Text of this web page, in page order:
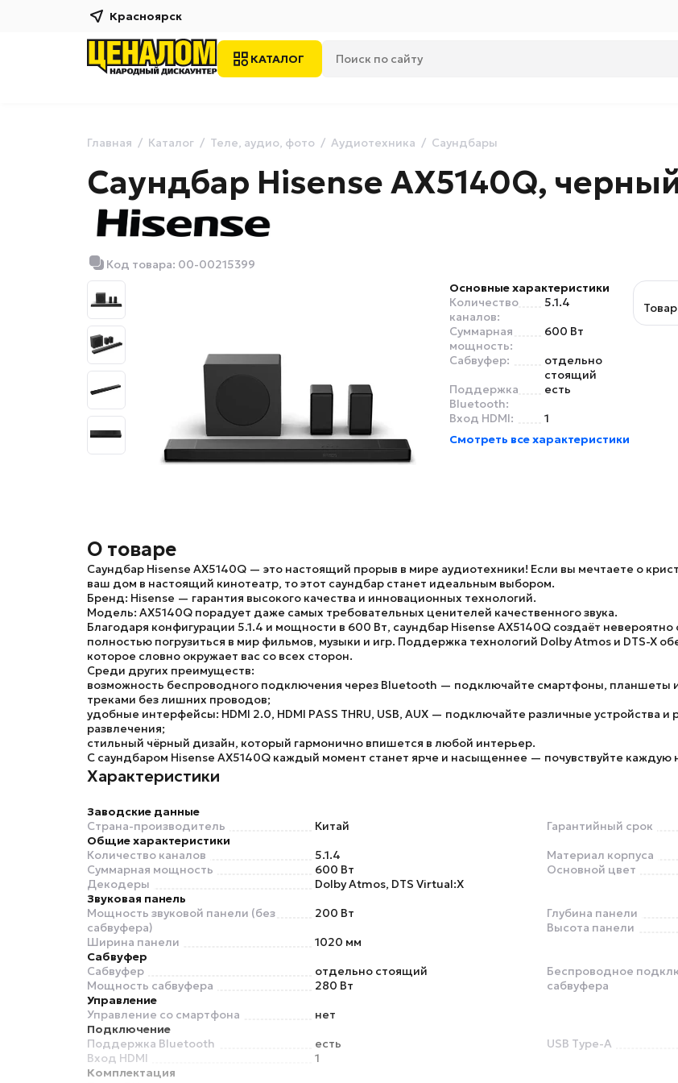
Красноярск
КАТАЛОГ
Главная Каталог Теле, аудио, фото Аудиотехника Саундбары
Саундбар Hisense AX5140Q,
Код товара: 00-00215399
Основные характеристики
Количество
каналов:
5.1.4
Суммарная
мощность:
600 Вт
Сабвуфер:
отдельно
стоящий
Поддержка
Bluetooth:
есть
Вход HDMI:
1
Смотреть все характеристики
О товаре
Саундбар Hisense AX5140Q — это настоящий прорыв в мире аудиотехники! Если вы мечтаете о
ваш дом в настоящий кинотеатр, то этот саундбар станет идеальным выбором.
Бренд: Hisense — гарантия высокого качества и инновационных технологий.
Модель: AX5140Q порадует даже самых требовательных ценителей качественного звука.
Благодаря конфигурации 5.1.4 и мощности в 600 Вт, саундбар Hisense AX5140Q создаёт
полностью погрузиться в мир фильмов, музыки и игр. Поддержка технологий Dolby Atmos и DTS-X
которое словно окружает вас со всех сторон.
Среди других преимуществ:
возможность беспроводного подключения через Bluetooth — подключайте смартфоны, планшеты
треками без лишних проводов;
удобные интерфейсы: HDMI 2.0, HDMI PASS THRU, USB, AUX — подключайте различные устройства
развлечения;
стильный чёрный дизайн, который гармонично впишется в любой интерьер.
С саундбаром Hisense AX5140Q каждый момент станет ярче и насыщеннее — почувствуйте каждую
Характеристики
Заводские данные
Страна-производитель
Китай Гарантийный срок
Общие характеристики
Количество каналов
5.1.4
Суммарная мощность
600 Вт
Декодеры
Dolby Atmos, DTS Virtual:X
Материал корпуса
Основной цвет
Звуковая панель
Мощность звуковой панели (без
сабвуфера)
200 Вт
Ширина панели
1020 мм
Глубина панели
Высота панели
Сабвуфер
Сабвуфер
отдельно стоящий
Мощность сабвуфера
280 Вт
Беспроводное
сабвуфера
Управление
Управление со смартфона
нет
Подключение
Поддержка Bluetooth
есть
Вход HDMI
1
USB Type-A
Комплектация